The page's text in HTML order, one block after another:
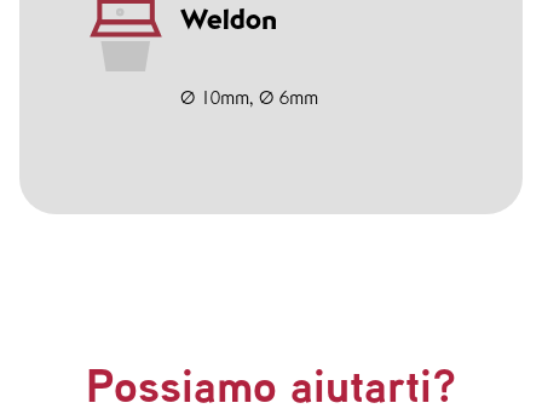
Weldon
Ø 10mm, Ø 6mm
Possiamo aiutarti?